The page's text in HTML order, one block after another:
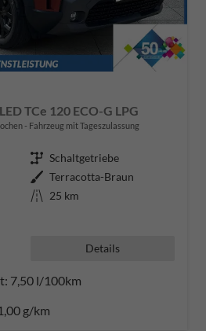
TCe 120 ECO-G LPG
Fahrzeug mit Tageszulassung
Getriebe Schaltgetriebe
Außenfarbe Terracotta-Braun
Kilometerstand 25 km
Details
7,50 l/100km
g/km